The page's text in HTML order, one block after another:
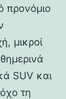
προνόμιο
μικροί
SUV και
τη